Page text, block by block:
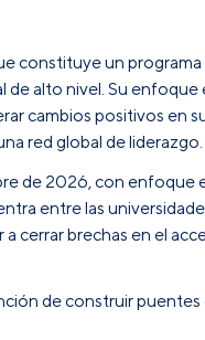
constituye un
de alto nivel. Su
cambios positivos en
red global de liderazgo.
de 2026, con enfoque
entre las
cerrar brechas en el
de construir